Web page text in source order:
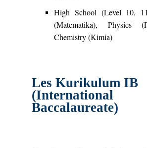
High School (Level 10,
(Matematika), Physics
Chemistry (Kimia)
Les Kurikulum IB
(International
Baccalaureate)